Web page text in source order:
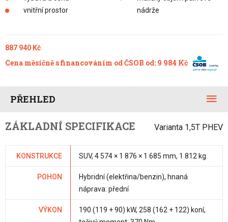
vnitřní prostor
nádrže
887 940 Kč
Cena měsíčně s financováním od ČSOB od: 9 984 Kč
PŘEHLED
ZÁKLADNÍ SPECIFIKACE Varianta 1,5T PHEV
KONSTRUKCE SUV, 4 574 × 1 876 × 1 685 mm, 1 812 kg
POHON
Hybridní (elektřina/benzin), hnaná
náprava: přední
VÝKON
190 (119 + 90) kW, 258 (162 + 122) koní,